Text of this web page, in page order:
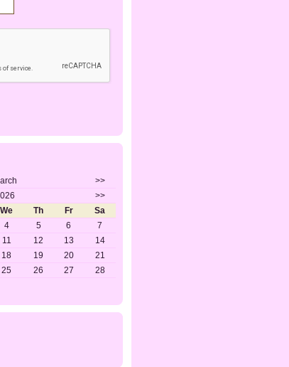
>>
>>
We Th Fr
Sa
4 5 6
7
11 12 13
14
18 19 20
21
25 26 27
28